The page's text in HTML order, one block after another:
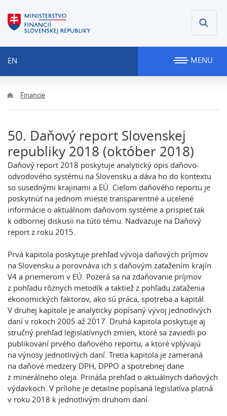
EN MENU
Financie
50. Daňový report Slovenskej
republiky 2018 (október 2018)
Daňový report 2018 poskytuje analytický opis daňovo-
odvodového systému na Slovensku a dáva ho do kontextu
so susednými krajinami a EÚ. Cieľom daňového reportu je
poskytnúť na jednom mieste transparentné a ucelené
informácie o aktuálnom daňovom systéme a prispieť tak
k odbornej diskusii na túto tému. Nadväzuje na Daňový
report z roku 2015.
Prvá kapitola poskytuje prehľad vývoja daňových príjmov
na Slovensku a porovnáva ich s daňovým zaťažením krajín
V4 a priemerom v EÚ. Pozerá sa na zdaňovanie príjmov
z pohľadu rôznych metodík a taktiež z pohľadu zaťaženia
ekonomických faktorov, ako sú práca, spotreba a kapitál.
V druhej kapitole je analyticky popísaný vývoj jednotlivých
daní v rokoch 2005 až 2017. Druhá kapitola poskytuje aj
stručný prehľad legislatívnych zmien, ktoré sa zaviedli po
publikovaní prvého daňového reportu, a ktoré vplývajú
na výnosy jednotlivých daní. Tretia kapitola je zameraná
na daňové medzery DPH, DPPO a spotrebnej dane
z minerálneho oleja. Prináša prehľad o aktuálnych daňových
výdavkoch. V prílohe je detailne popísaná legislatíva platná
v roku 2018 k jednotlivým druhom daní.